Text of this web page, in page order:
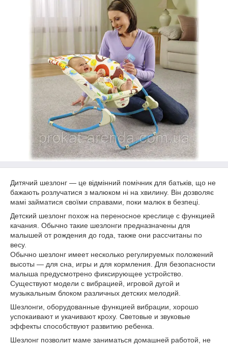
Дитячий шезлонг ― це відмінний помічник для батьків, що не
бажають розлучатися з малюком ні на хвилину. Він дозволяє
мамі займатися своїми справами, поки малюк в безпеці.
Детский шезлонг похож на переносное креслице с функцией
качания. Обычно такие шезлонги предназначены для
малышей от рождения до года, также они рассчитаны по
весу.
Обычно шезлонг имеет несколько регулируемых положений
высоты ― для сна, игры и для кормления. Для безопасности
малыша предусмотрено фиксирующее устройство.
Существуют модели с вибрацией, игровой дугой и
музыкальным блоком различных детских мелодий.
Шезлонги, оборудованные функцией вибрации, хорошо
успокаивают и укачивают кроху. Световые и звуковые
эффекты способствуют развитию ребенка.
Шезлонг позволит маме заниматься домашней работой, не